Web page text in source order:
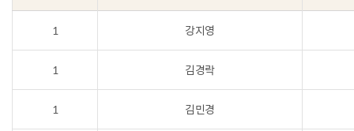
1 강지영
1 김경락
1 김민경